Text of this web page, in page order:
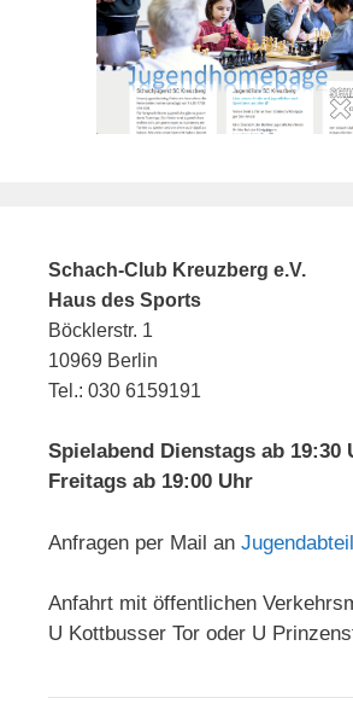
Schach-Club Kreuzberg e.V.
Haus des Sports
Böcklerstr. 1
10969 Berlin
Tel.: 030 6159191
Spielabend Dienstags ab 19:30
Freitags ab 19:00 Uhr
Anfragen per Mail an
Anfahrt mit öffentlichen
U Kottbusser Tor oder U